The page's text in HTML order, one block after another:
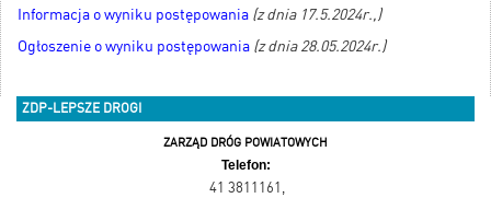
Informacja o wyniku postępowania (z dnia 17.5.2024r.,)
Ogłoszenie o wyniku postępowania (z dnia 28.05.2024r.)
ZDP-LEPSZE DROGI
ZARZĄD DRÓG POWIATOWYCH
Telefon:
41 3811161 ,